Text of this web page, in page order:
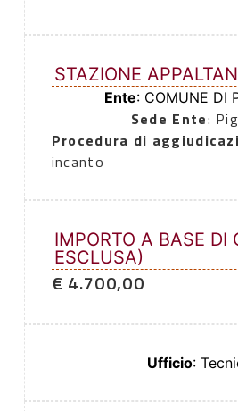
STAZIONE
Ente: COMUNE DI
Sede Ente:
Procedura di
incanto
IMPORTO A BASE DI
ESCLUSA)
€ 4.700,00
Ufficio: